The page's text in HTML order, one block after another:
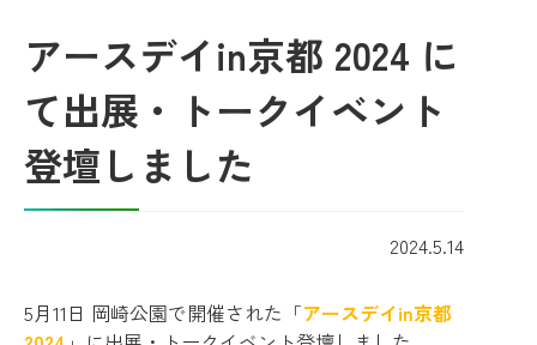
アースデイin京都 2024 に
て出展・トークイベント
登壇しました
2024.5.14
5月11日 岡崎公園で開催された「アースデイin京都